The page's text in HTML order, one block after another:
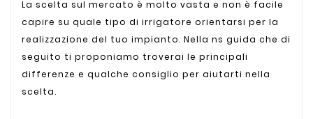
La scelta sul mercato è molto vasta e non è facile
capire su quale tipo di irrigatore orientarsi per la
realizzazione del tuo impianto. Nella ns guida che di
seguito ti proponiamo troverai le principali
differenze e qualche consiglio per aiutarti nella
scelta.